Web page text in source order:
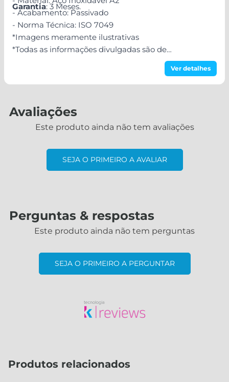
Ver detalhes
- Acabamento: Passivado
- Norma Técnica: ISO 7049
Garantia: 3 Meses.
*Imagens meramente ilustrativas
*Todas as informações divulgadas são de
responsabilidade do Fabricante/Fornecedor!
Avaliações
Este produto ainda não tem avaliações
SEJA O PRIMEIRO A AVALIAR
Perguntas & respostas
Este produto ainda não tem perguntas
SEJA O PRIMEIRO A PERGUNTAR
Produtos relacionados